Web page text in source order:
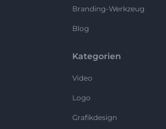
Branding-Werkzeug
Blog
Kategorien
Video
Logo
Grafikdesign